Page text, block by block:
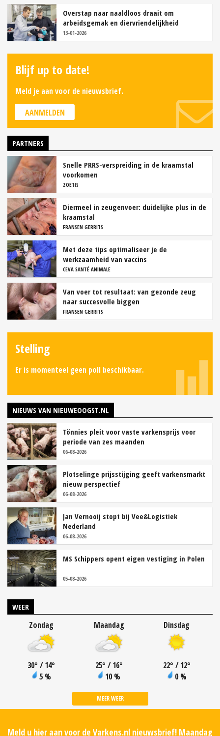
Overstap naar naaldloos draait om
arbeidsgemak en diervriendelijkheid
13-01-2026
Blijf up to date!
Meld je aan voor de nieuwsbrief.
AANMELDEN
PARTNERS
Snelle PRRS-verspreiding in de kraamstal
voorkomen
ZOETIS
Diermeel in zeugenvoer: duidelijke plus in de
kraamstal
FRANSEN GERRITS
Met deze tips optimaliseer je de
werkzaamheid van vaccins
CEVA SANTÉ ANIMALE
Van voer tot resultaat: van gezonde zeug
naar succesvolle biggen
FRANSEN GERRITS
Stelling
Er is momenteel geen poll beschikbaar.
NIEUWS VAN NIEUWEOOGST.NL
Tönnies pleit voor vaste varkensprijs voor
periode van zes maanden
06-08-2026
Plotselinge prijsstijging geeft varkensmarkt
nieuw perspectief
06-08-2026
Jan Vernooij stopt bij Vee&Logistiek
Nederland
06-08-2026
MS Schippers opent eigen vestiging in Polen
05-08-2026
WEER
Zondag
30° / 14°
5 %
Maandag
25° / 16°
10 %
Dinsdag
22° / 12°
0 %
MEER WEER
Meld u hier aan voor de Varkens.nl nieuwsbrief! Maandag